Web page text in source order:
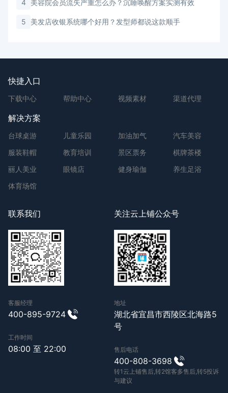
4 美容院会员流失严重怎么办？沉睡唤醒方案实测有效
5 美发店收银系统哪个好用？发型师都说这款顺手
快捷入口
下载中心 帮助中心 视频素材 渠道代理
解决方案
台球桌游 儿童乐园 加油加气
汽车美容
服装鞋帽
教育培训 景区票务
棋牌茶楼
丽人美业
眼镜店 健身瑜伽
养生足浴
体育场馆
联系我们
客服经理
400-895-9724
工作时间
08:00 至 22:00
关注云上铺公众号
地址
湖北省宜昌市西陵区北海路5
号
售后电话
400-808-3698
转1云上铺售后,转2馆客多售后,转5投诉
与建议